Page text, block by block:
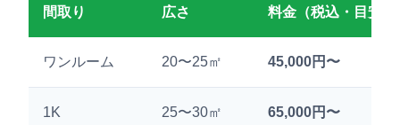
間取り 広さ 料金（税込・目安）
ワンルーム 20〜25㎡ 45,000円〜
1K 25〜30㎡ 65,000円〜